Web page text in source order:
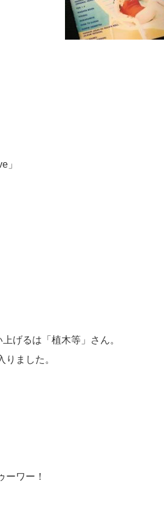
」
げるは「植木等」さん。
ました。
ワー！